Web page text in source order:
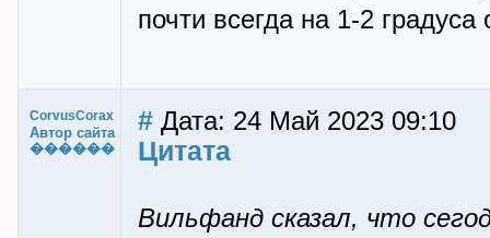
почти всегда на 1-2
CorvusCorax
Автор сайта
������
# Дата: 24 Май 2023 09:10
Цитата
Вильфанд сказал, что